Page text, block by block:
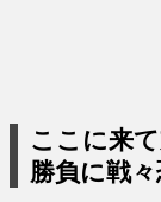
ここに来
勝負に戦